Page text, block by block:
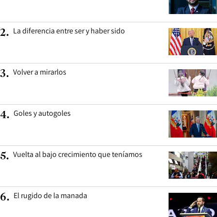
2. La diferencia entre ser y haber sido
3. Volver a mirarlos
4. Goles y autogoles
5. Vuelta al bajo crecimiento que teníamos
6. El rugido de la manada